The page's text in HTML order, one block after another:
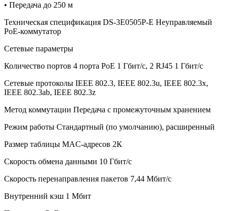
• Передача до 250 м
Техническая спецификация DS-3E0505P-E Неуправляемый
PoE-коммутатор
Сетевые параметры
Количество портов 4 порта PoE 1 Гбит/с, 2 RJ45 1 Гбит/с
Сетевые протоколы IEEE 802.3, IEEE 802.3u, IEEE 802.3x,
IEEE 802.3ab, IEEE 802.3z
Метод коммутации Передача с промежуточным хранением
Режим работы Стандартный (по умолчанию), расширенный
Размер таблицы MAC-адресов 2К
Скорость обмена данными 10 Гбит/с
Скорость перенаправления пакетов 7,44 Мбит/с
Внутренний кэш 1 Мбит